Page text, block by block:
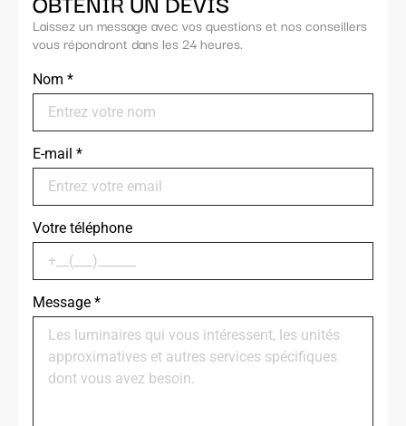
Laissez un message avec vos questions et nos conseillers
vous répondront dans les 24 heures.
Nom *
E-mail *
Votre téléphone
Message *